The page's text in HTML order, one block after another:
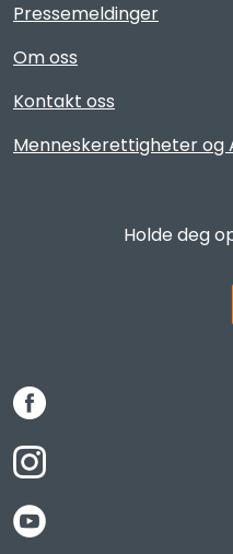
Pressemeldinger
Om oss
Kontakt oss
Menneskerettigheter og
Holde deg